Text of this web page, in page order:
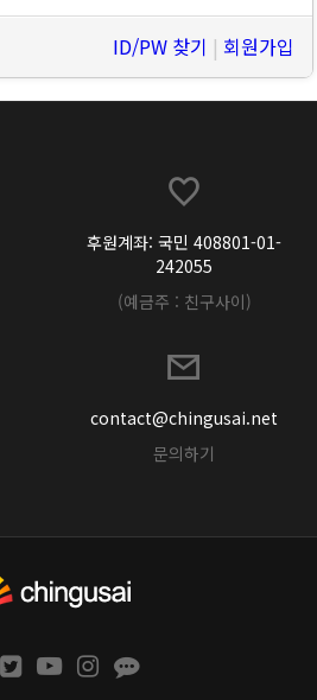
ID/PW 찾기 | 회원가입
후원계좌: 국민 408801-01-
242055
(예금주 : 친구사이)
contact@chingusai.net
문의하기